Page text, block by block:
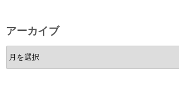
ー
アーカイブ
ア
ー